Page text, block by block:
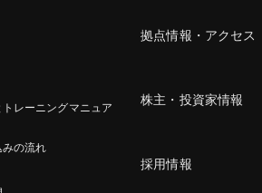
レーニングマニュア
の流れ
拠点情報・アクセス
株主・投資家情報
採用情報